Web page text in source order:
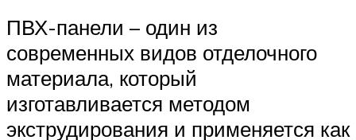
ПВХ-панели – один из
современных видов отделочного
материала, который
изготавливается методом
экструдирования и применяется как